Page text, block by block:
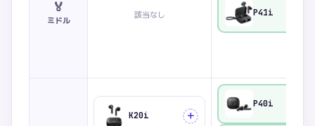
🏅
ミドル 該当なし P41i
K20i ＋
P40i